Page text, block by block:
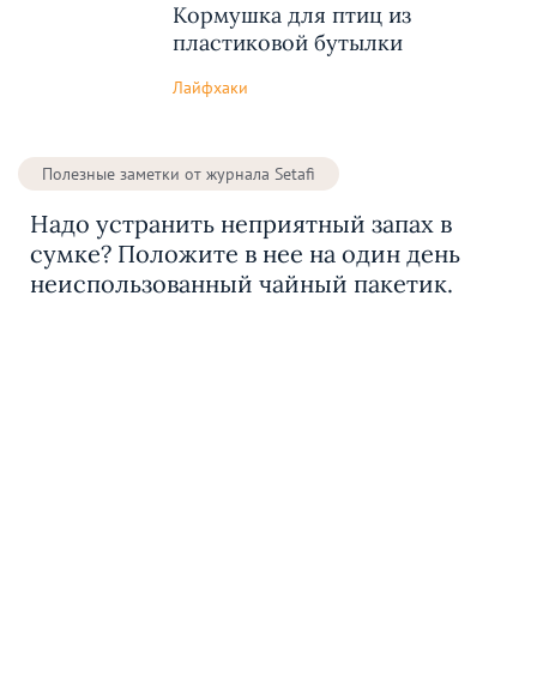
Кормушка для птиц из
пластиковой бутылки
Лайфхаки
Полезные заметки от журнала Setafi